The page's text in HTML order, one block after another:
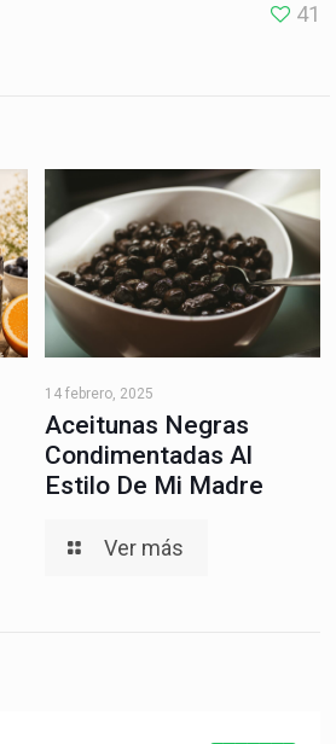
41
14 febrero, 2025
Aceitunas Negras
Condimentadas Al
Estilo De Mi Madre
Ver más